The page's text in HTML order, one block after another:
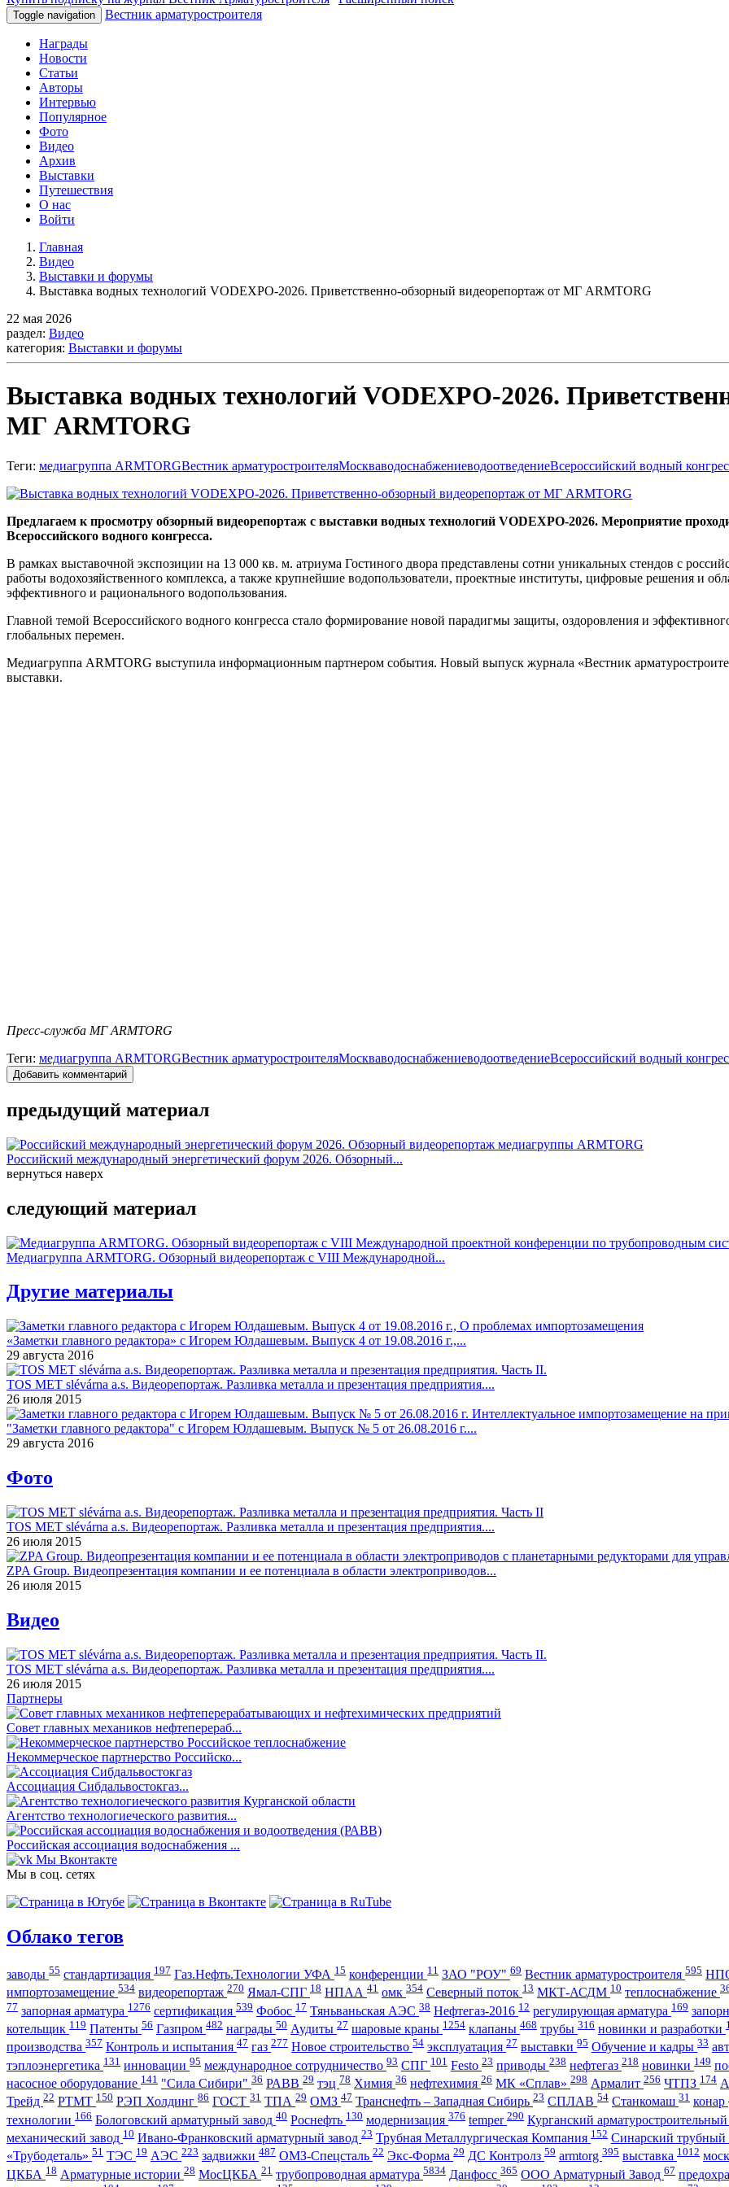
Toggle navigation Вестник арматуростроителя
Награды
Новости
Статьи
Авторы
Интервью
Популярное
Фото
Видео
Архив
Выставки
Путешествия
О нас
Войти
Главная
Видео
Выставки и форумы
Выставка водных технологий VODEXPO-2026. Приветственно-обзорный видеорепортаж от МГ ARMTORG
22 мая 2026
раздел: Видео
категория: Выставки и форумы
Выставка водных технологий VODEXPO-2026.
МГ ARMTORG
Теги: медиагруппа ARMTORGВестник арматуростроителяМоскваводоснабжениеводоотведениеВсероссийский водный
Предлагаем к просмотру обзорный видеорепортаж с выставки водных технологий VODEXPO-2026. Мероприятие
Всероссийского водного конгресса.
В рамках выставочной экспозиции на 13 000 кв. м. атриума Гостиного двора представлены сотни уникальных стендов с
работы водохозяйственного комплекса, а также крупнейшие водопользователи, проектные институты, цифровые решения и
эффективного и рационального водопользования.
Главной темой Всероссийского водного конгресса стало формирование новой парадигмы защиты, оздоровления и
глобальных перемен.
Медиагруппа ARMTORG выступила информационным партнером события. Новый выпуск журнала «Вестник
выставки.
Пресс-служба МГ ARMTORG
Теги: медиагруппа ARMTORGВестник арматуростроителяМоскваводоснабжениеводоотведениеВсероссийский водный
Добавить комментарий
предыдущий материал
Российский международный энергетический форум 2026. Обзорный...
вернуться наверх
следующий материал
Медиагруппа ARMTORG. Обзорный видеорепортаж с VIII Международной...
Другие материалы
«Заметки главного редактора» с Игорем Юлдашевым. Выпуск 4 от 19.08.2016 г.,...
29 августа 2016
TOS MET slévárna a.s. Видеорепортаж. Разливка металла и презентация предприятия....
26 июля 2015
"Заметки главного редактора" с Игорем Юлдашевым. Выпуск № 5 от 26.08.2016 г....
29 августа 2016
Фото
TOS MET slévárna a.s. Видеорепортаж. Разливка металла и презентация предприятия....
26 июля 2015
ZPA Group. Видеопрезентация компании и ее потенциала в области электроприводов...
26 июля 2015
Видео
TOS MET slévárna a.s. Видеорепортаж. Разливка металла и презентация предприятия....
26 июля 2015
Партнеры
Совет главных механиков нефтеперераб...
Некоммерческое партнерство Российско...
Ассоциация Сибдальвостокгаз...
Агентство технологиеческого развития...
Российская ассоциация водоснабжения ...
Мы Вконтакте
Мы в соц. сетях
Облако тегов
заводы 55 стандартизация 197 Газ.Нефть.Технологии УФА 15 конференции 11 ЗАО "РОУ" 69 Вестник арматуростроителя 595 НПО
импортозамещение 534 видеорепортаж 270 Ямал-СПГ 18 НПАА 41 омк 354 Северный поток 13 МКТ-АСДМ 10 теплоснабжение
77 запорная арматура 1276 сертификация 539 Фобос 17 Тяньваньская АЭС 38 Нефтегаз-2016 12 регулирующая арматура 169
котельщик 119 Патенты 56 Газпром 482 награды 50 Аудиты 27 шаровые краны 1254 клапаны 468 трубы 316 новинки и разработки
производства 357 Контроль и испытания 47 газ 277 Новое строительство 54 эксплуатация 27 выставки 95 Обучение и кадры 33
тэплоэнергетика 131 инновации 95 международное сотрудничество 93 СПГ 101 Festo 23 приводы 238 нефтегаз 218 новинки 149
насосное оборудование 141 "Сила Сибири" 36 РАВВ 29 тэц 78 Химия 36 нефтехимия 26 МК «Сплав» 298 Армалит 256 ЧТПЗ 174
Трейд 22 РТМТ 150 РЭП Холдинг 86 ГОСТ 31 ТПА 29 ОМЗ 47 Транснефть – Западная Сибирь 23 СПЛАВ 54 Станкомаш 31 конар
технологии 166 Бологовский арматурный завод 40 Роснефть 130 модернизация 376 temper 290 Курганский арматуростроительный
механический завод 10 Ивано-Франковский арматурный завод 23 Трубная Металлургическая Компания 152 Синарский трубный
«Трубодеталь» 51 ТЭС 19 АЭС 223 задвижки 487 ОМЗ-Спецсталь 22 Экс-Форма 29 ДС Контролз 59 armtorg 395 выставка 1012
ЦКБА 18 Арматурные истории 28 МосЦКБА 21 трубопроводная арматура 5834 Данфосс 365 ООО Арматурный Завод 67